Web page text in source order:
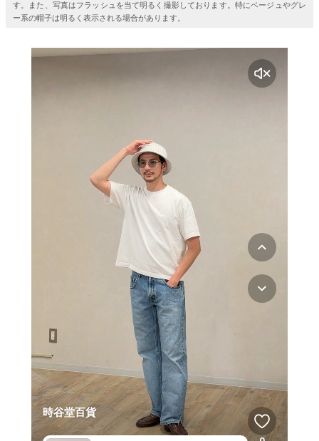
す。また、写真はフラッシュを当て明るく撮影しております。特にベージュやグレ
ー系の帽子は明るく表示される場合があります。